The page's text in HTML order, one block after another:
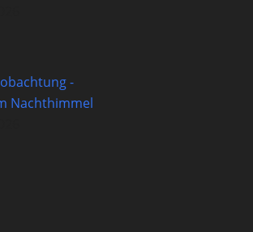
-
Nachthimmel